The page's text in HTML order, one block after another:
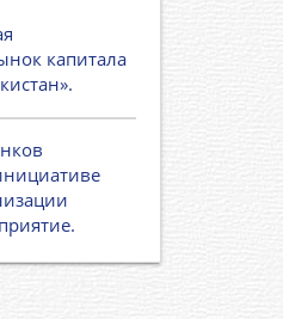
капитала